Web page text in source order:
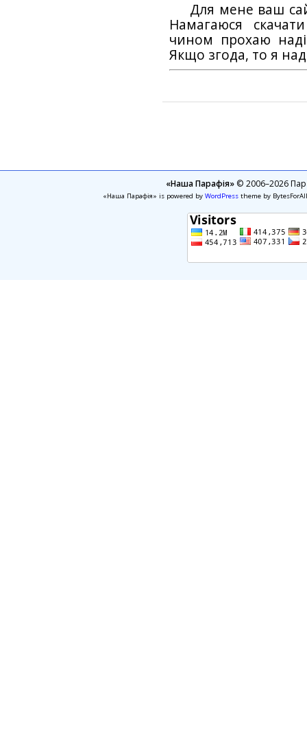
Для мене ваш
Намагаюся
чином прохаю
Якщо згода, то я
«Наша Парафія»© 2006–2026
«Наша Парафія» is powered by WordPresstheme by